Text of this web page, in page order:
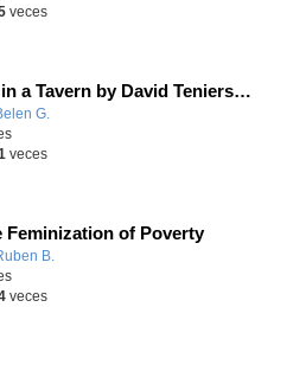
veces
Monkeys in a Tavern by David Teniers the Younger
G.
veces
Feminization of Poverty
B.
veces